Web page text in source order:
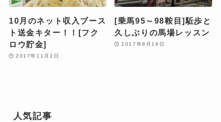
10月のネット収入ブース
ト送金キター！！[フク
ロウ貯金]
2017年11月2日
[乗馬95～98鞍目]駈歩と
久しぶりの馬場レッスン
2017年8月19日
人気記事